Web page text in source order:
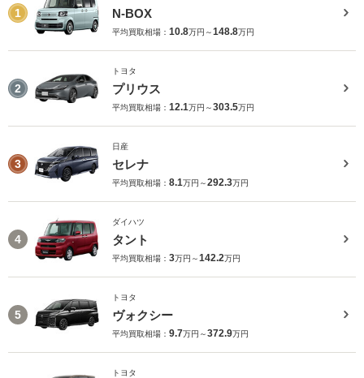
1 N-BOX
平均買取相場： 10.8万円～148.8万円
2
トヨタ
プリウス
平均買取相場： 12.1万円～303.5万円
3
日産
セレナ
平均買取相場： 8.1万円～292.3万円
4
ダイハツ
タント
平均買取相場： 3万円～142.2万円
5
トヨタ
ヴォクシー
平均買取相場： 9.7万円～372.9万円
トヨタ